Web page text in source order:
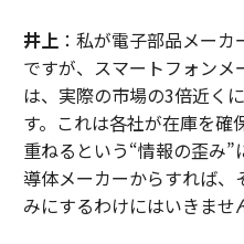
井上 ：私が電子部品メー
ですが、スマートフォン
は、実際の市場の3倍近く
す。これは各社が在庫を確
重ねるという“情報の歪み
導体メーカーからすれば
みにするわけにはいきませ